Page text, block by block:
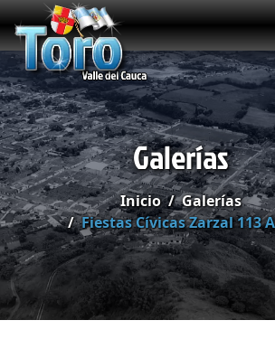
Galerías
Inicio
Galerías
Fiestas Cívicas Zarzal 113